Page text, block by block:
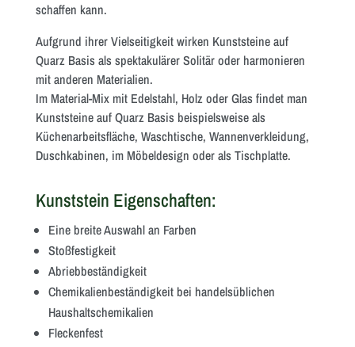
schaffen kann.
Aufgrund ihrer Vielseitigkeit wirken Kunststeine auf
Quarz Basis als spektakulärer Solitär oder harmonieren
mit anderen Materialien.
Im Material-Mix mit Edelstahl, Holz oder Glas findet man
Kunststeine auf Quarz Basis beispielsweise als
Küchenarbeitsfläche, Waschtische, Wannenverkleidung,
Duschkabinen, im Möbeldesign oder als Tischplatte.
Kunststein Eigenschaften:
Eine breite Auswahl an Farben
Stoßfestigkeit
Abriebbeständigkeit
Chemikalienbeständigkeit bei handelsüblichen
Haushaltschemikalien
Fleckenfest